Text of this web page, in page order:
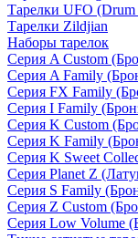
Тарелки UFO (Drum
Тарелки Zildjian
Наборы тарелок
Серия A Custom
Серия A Family
Серия FX Family
Серия I Family
Серия K Custom
Серия K Family
Серия K Sweet
Серия Planet Z
Серия S Family
Серия Z Custom
Серия Low Volume